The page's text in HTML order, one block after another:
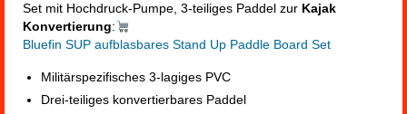
Set mit Hochdruck-Pumpe, 3-teiliges Paddel zur Kajak
Konvertierung:
Bluefin SUP aufblasbares Stand Up Paddle Board Set
Militärspezifisches 3-lagiges PVC
Drei-teiliges konvertierbares Paddel